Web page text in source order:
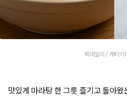
픽데일리 / 게티이
맛있게 마라탕 한 그릇 즐기고 돌아